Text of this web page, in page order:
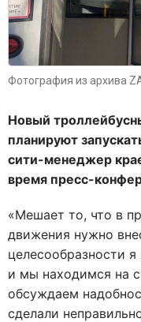
Фотография из архива
Новый
планируют
сити-менеджер
время пресс-
«Мешает то, что в
движения нужно
целесообразности
и мы находимся на
обсуждаем
сделали